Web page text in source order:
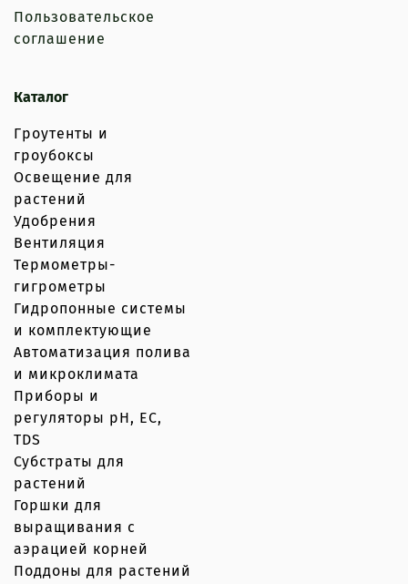
Пользовательское
соглашение
Каталог
Гроутенты и
гроубоксы
Освещение для
растений
Удобрения
Вентиляция
Термометры-
гигрометры
Гидропонные системы
и комплектующие
Автоматизация полива
и микроклимата
Приборы и
регуляторы рН, EC,
TDS
Субстраты для
растений
Горшки для
выращивания с
аэрацией корней
Поддоны для растений